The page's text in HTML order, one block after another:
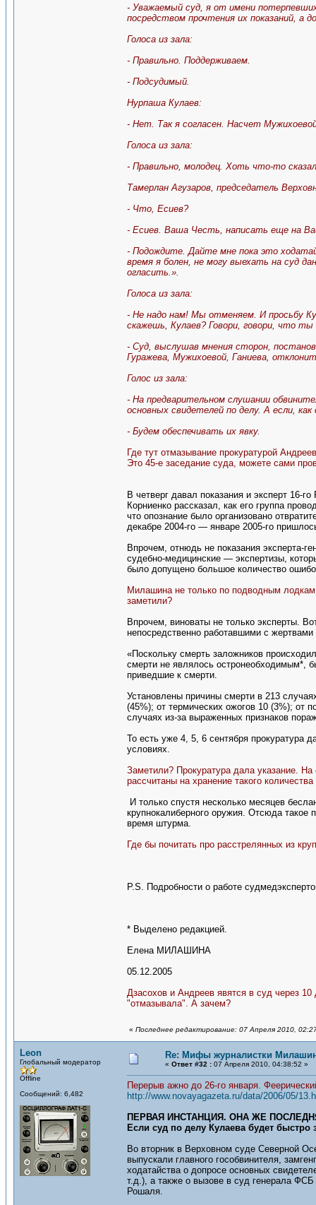
- Уважаемый суд, я от имени
посредством прочтения их показаний, а
Голоса из зала:
- Правильно. Поддерживаем.
- Подсудимый.
Нурпаша Кулаев:
- Нет. Так я согласен. Насчет
Голоса из зала:
- Правильно, молодец. Хоть что-то
Тамерлан Агузаров, председатель
- Что, Есиев?
- Есиев. Ваша Честь, написать еще на
- Подождите. Дайте мне пока это
время я болен, не могу выехать на суд
огласить.».
Голоса из зала:
- Не надо нам! Мы отменяем. И просьбу
скажешь, Кулаев? Говори, говори, что
- Суд, выслушав мнения сторон,
Гуражева, Мужихоевой, Ганиева,
Голос из зала:
- На предварительном слушании
основных свидетелей по делу. А если,
- Будем обеспечивать их явку.
Где тут отмазывание прокуратурой
Это 45-е заседание суда, можете сами
В четверг давал показания и эксперт 16-
Корниенко рассказал, как его группа
что опознание было организовано
декабре 2004-го — январе 2005-го
Впрочем, отнюдь не показания эксперта-
судебно-медицинские — экспертизы,
было допущено большое количество
Милашина не только по подводным
заметили?
Впрочем, виноваты не только эксперты.
непосредственно работавшими с жертвами
«Поскольку смерть заложников
смерти не являлось остронеобходимым*,
приведшие к смерти.
Установлены причины смерти в 213
(45%); от термических ожогов 10 (3%); от
случаях из-за выраженных признаков
То есть уже 4, 5, 6 сентября прокуратура
условиях.
Заметили? Прокуратура дала указание.
рассчитаны на хранение такого количества
И только спустя несколько месяцев
крупнокалиберного оружия. Отсюда такое
время штурма.
Где бы почитать про расстрелянных из
Р.S. Подробности о работе
* Выделено редакцией.
Елена МИЛАШИНА
05.12.2005
Дзасохов и Андреев явятся в суд через
"отмазывала". А зачем?
« Последнее редактирование: 07 Апреля 2010,
Leon
Глобальный модератор
Offline
Сообщений: 6,482
Re: Мифы журналистки
« Ответ #32 : 07 Апреля 2010, 04:38:52 »
Перерыв ажно до 26-го января.
http://www.novayagazeta.ru/data/2006/05/
ПЕРВАЯ ИНСТАНЦИЯ. ОНА ЖЕ
Если суд по делу Кулаева будет
Во вторник в Верховном суде Северной
выпускали главного гособвинителя,
ходатайства о допросе основных
т.д.), а также о вызове в суд генерала
Рошаля.